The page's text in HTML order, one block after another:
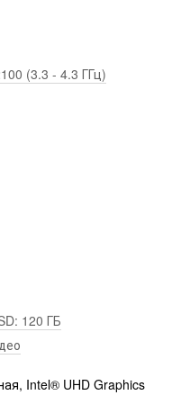
(3.3 - 4.3 ГГц)
120 ГБ
Intel® UHD Graphics